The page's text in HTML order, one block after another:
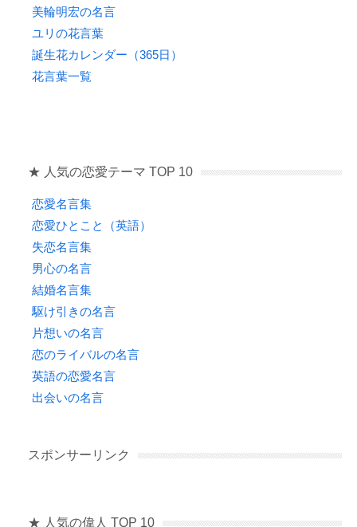
美輪明宏の名言
ユリの花言葉
誕生花カレンダー（365日）
花言葉一覧
★ 人気の恋愛テーマ TOP 10
恋愛名言集
恋愛ひとこと（英語）
失恋名言集
男心の名言
結婚名言集
駆け引きの名言
片想いの名言
恋のライバルの名言
英語の恋愛名言
出会いの名言
スポンサーリンク
★ 人気の偉人 TOP 10